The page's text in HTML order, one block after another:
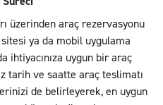
üzerinden araç rezervasyonu
ya da mobil uygulama
ihtiyacınıza uygun bir araç
tarih ve saatte araç teslimatı
de belirleyerek, en uygun